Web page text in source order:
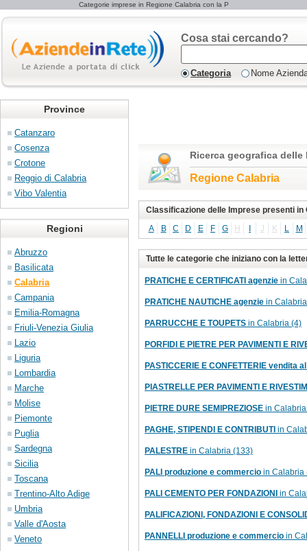
Categorie imprese in Regione Calabria con la P
Cosa stai cercando?
Categoria Nome
Province
Catanzaro
Cosenza
Crotone
Reggio di Calabria
Vibo Valentia
Regioni
Abruzzo
Basilicata
Calabria
Campania
Emilia-Romagna
Friuli-Venezia Giulia
Lazio
Liguria
Lombardia
Marche
Molise
Piemonte
Puglia
Sardegna
Sicilia
Toscana
Trentino-Alto Adige
Umbria
Valle d'Aosta
Veneto
Ricerca geografica delle
Regione Calabria
Classificazione delle Imprese presenti in
A
B C D E F G H J K L M
Tutte le categorie che iniziano con la
PRATICHE E CERTIFICATI agenzie in
PRATICHE NAUTICHE agenzie in
PARRUCCHE E TOUPETS in Calabria (4)
PORFIDI E PIETRE PER PAVIMENTI E
PASTICCERIE E CONFETTERIE vendita
PIASTRELLE PER PAVIMENTI E
PIETRE DURE SEMIPREZIOSE in
PAGHE, STIPENDI E CONTRIBUTI in
PALESTRE in Calabria (133)
PALI produzione e commercio in Calabria
PALI CEMENTO PER FONDAZIONI in
PALIFICAZIONI, FONDAZIONI E
PANNELLI produzione e commercio in